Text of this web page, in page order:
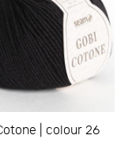
| colour 26